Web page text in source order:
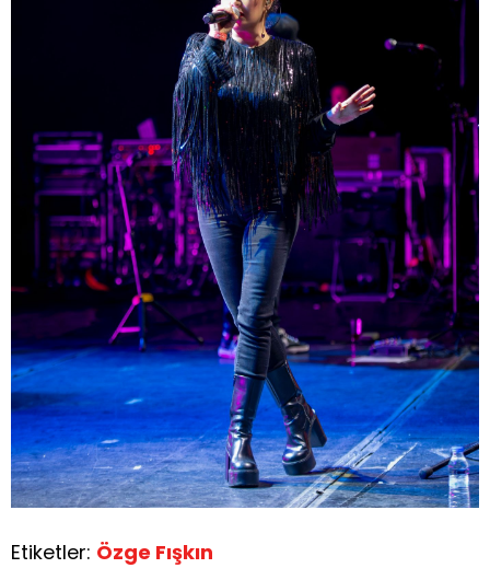
Etiketler: Özge Fışkın